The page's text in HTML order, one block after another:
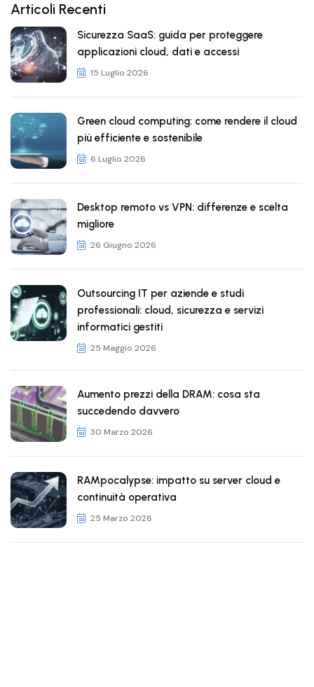
Articoli Recenti
Sicurezza SaaS: guida per proteggere
applicazioni cloud, dati e accessi
15 Luglio 2026
Green cloud computing: come rendere il cloud
più efficiente e sostenibile
6 Luglio 2026
Desktop remoto vs VPN: differenze e scelta
migliore
26 Giugno 2026
Outsourcing IT per aziende e studi
professionali: cloud, sicurezza e servizi
informatici gestiti
25 Maggio 2026
Aumento prezzi della DRAM: cosa sta
succedendo davvero
30 Marzo 2026
RAMpocalypse: impatto su server cloud e
continuità operativa
25 Marzo 2026